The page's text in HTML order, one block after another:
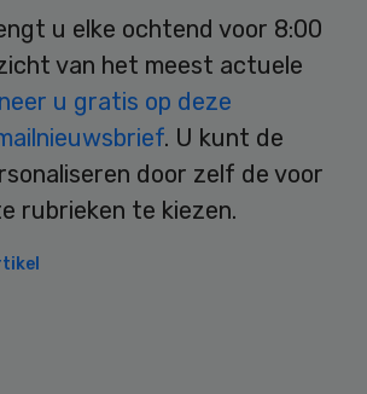
u elke ochtend voor 8:00
van het meest actuele
u gratis op deze
. U kunt de
door zelf de voor
rubrieken te kiezen.